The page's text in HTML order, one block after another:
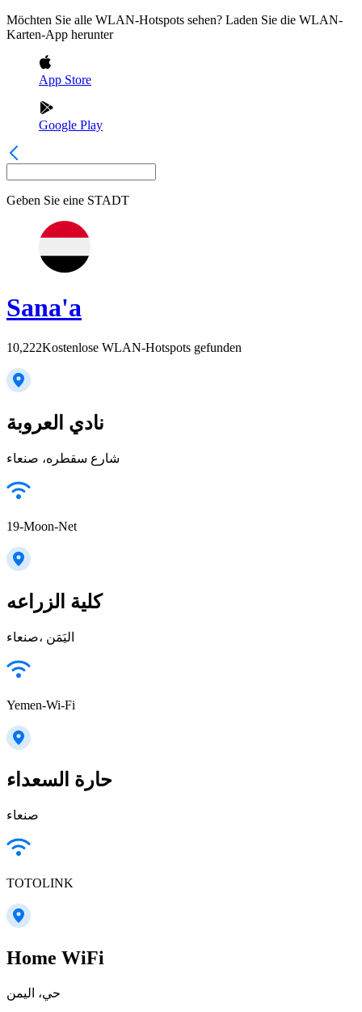
Möchten Sie alle WLAN-Hotspots sehen? Laden Sie die WLAN-
Karten-App herunter
App Store
Google Play
Geben Sie eine STADT
Sana'a
10,222Kostenlose WLAN-Hotspots gefunden
نادي العروبة
19-Moon-Net
كلية الزراعه
صنعاء‎، اليَمَن
Yemen-Wi-Fi
حارة السعداء
TOTOLINK
Home WiFi
حي، اليمن